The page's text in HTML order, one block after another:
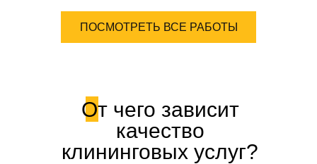
ПОСМОТРЕТЬ ВСЕ РАБОТЫ
От чего зависит
качество
клининговых услуг?